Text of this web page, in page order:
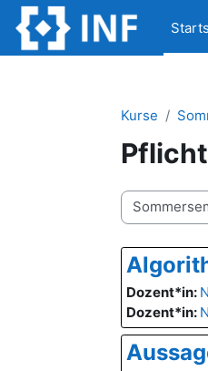
Zum Hauptinhalt
Kurse
Kursbereiche
Dozent*in:
Dozent*in: